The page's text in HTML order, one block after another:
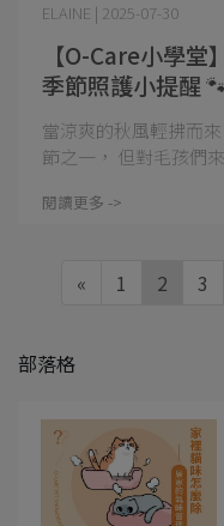
【O-Care小學
季節照護小提醒
ELAINE | 2025-07-30
當涼爽的秋風輕拂而
節之一， 但對毛孩們
閱讀更多 ->
« 1 2 3
部落格